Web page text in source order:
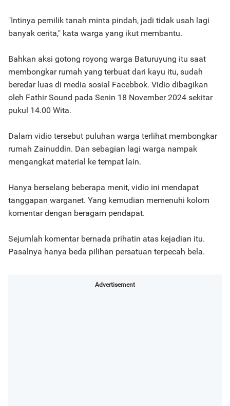
"Intinya pemilik tanah minta pindah, jadi tidak usah lagi
banyak cerita," kata warga yang ikut membantu.
Bahkan aksi gotong royong warga Baturuyung itu saat
membongkar rumah yang terbuat dari kayu itu, sudah
beredar luas di media sosial Facebbok. Vidio dibagikan
oleh Fathir Sound pada Senin 18 November 2024 sekitar
pukul 14.00 Wita.
Dalam vidio tersebut puluhan warga terlihat membongkar
rumah Zainuddin. Dan sebagian lagi warga nampak
mengangkat material ke tempat lain.
Hanya berselang beberapa menit, vidio ini mendapat
tanggapan warganet. Yang kemudian memenuhi kolom
komentar dengan beragam pendapat.
Sejumlah komentar bernada prihatin atas kejadian itu.
Pasalnya hanya beda pilihan persatuan terpecah bela.
Advertisement